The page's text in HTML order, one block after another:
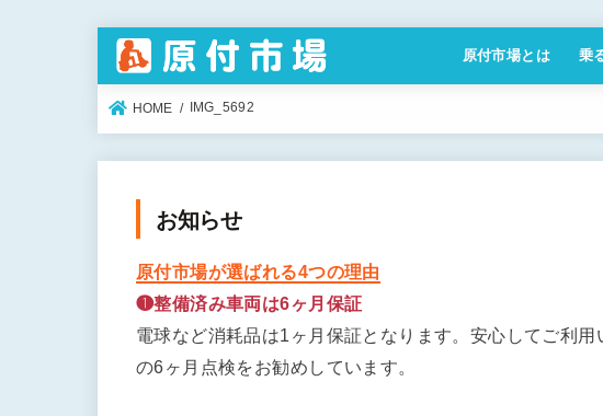
原付市場とは 乗
HOME IMG_5692
お知らせ
原付市場が選ばれる4つの理由
❶整備済み車両は6ヶ月保証
電球など消耗品は1ヶ月保証となります。安心してご利
の6ヶ月点検をお勧めしています。